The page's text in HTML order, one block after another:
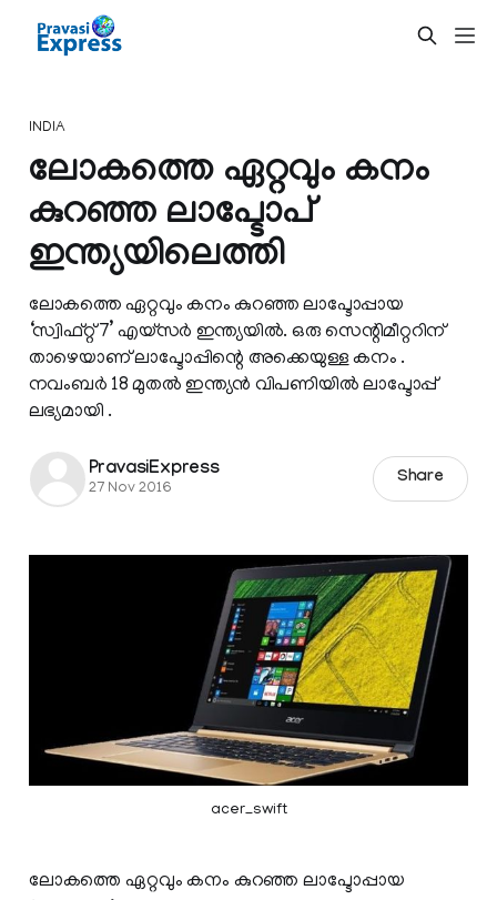
INDIA
ലോകത്തെ ഏറ്റവും കനം
കുറഞ്ഞ ലാപ്ടോപ്
ഇന്ത്യയിലെത്തി
ലോകത്തെ ഏറ്റവും കനം കുറഞ്ഞ ലാപ്ടോപ്പായ
‘സ്വിഫ്റ്റ് 7’ എയ്‌സർ ഇന്ത്യയിൽ. ഒരു സെന്റിമീറ്ററിന്
താഴെയാണ് ലാപ്ടോപ്പിന്റെ അക്കെയുള്ള കനം .
നവംബർ 18 മുതൽ ഇന്ത്യൻ വിപണിയിൽ ലാപ്ടോപ്പ്
ലഭ്യമായി .
PravasiExpress
27 Nov 2016
Share
acer_swift
ലോകത്തെ ഏറ്റവും കനം കുറഞ്ഞ ലാപ്ടോപ്പായ